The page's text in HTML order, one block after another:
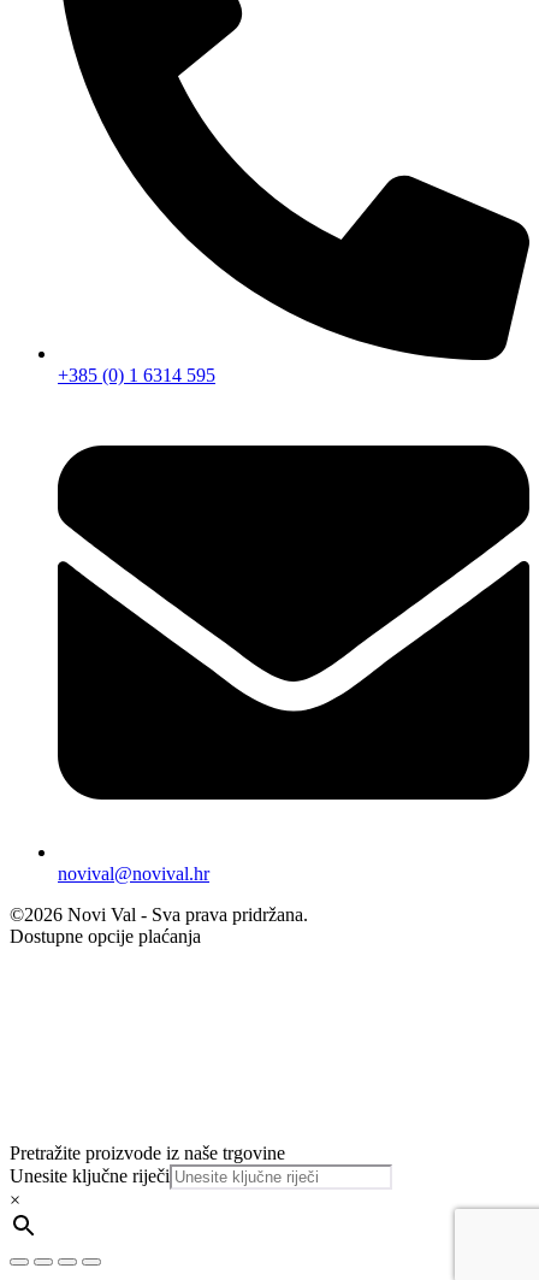
+385 (0) 1 6314 595
novival@novival.hr
©2026 Novi Val - Sva prava pridržana.
Dostupne opcije plaćanja
Pretražite proizvode iz naše trgovine
Unesite ključne riječi
×